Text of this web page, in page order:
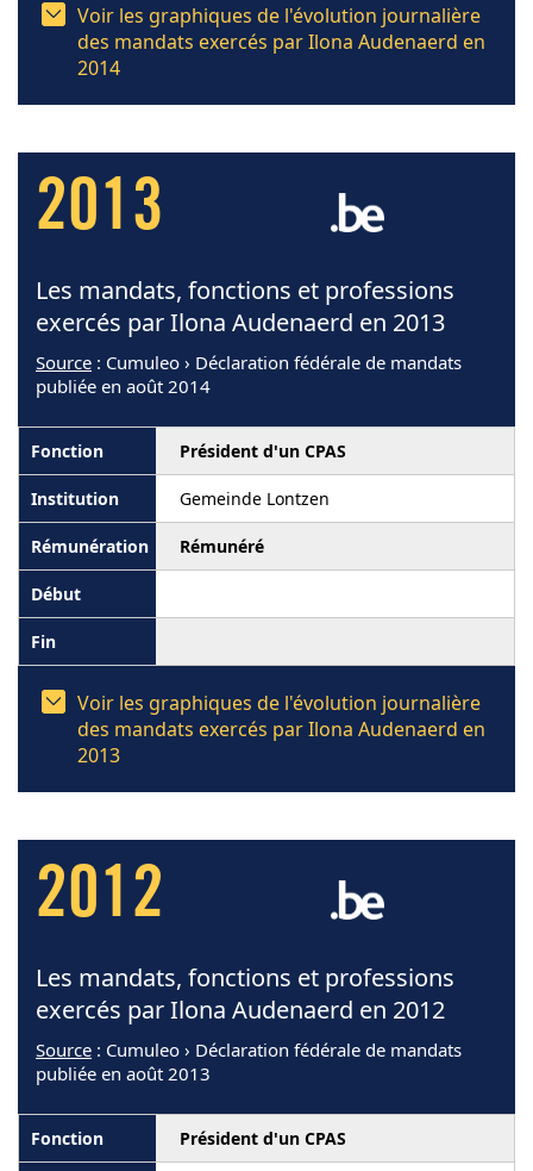
Voir les graphiques de l'évolution journalière
des mandats exercés par Ilona Audenaerd en
2014
2013
Les mandats, fonctions et professions
exercés par Ilona Audenaerd en 2013
Source : Cumuleo › Déclaration fédérale de mandats
publiée en août 2014
Président d'un CPAS
Gemeinde Lontzen
Rémunéré
Voir les graphiques de l'évolution journalière
des mandats exercés par Ilona Audenaerd en
2013
2012
Les mandats, fonctions et professions
exercés par Ilona Audenaerd en 2012
Source : Cumuleo › Déclaration fédérale de mandats
publiée en août 2013
Président d'un CPAS